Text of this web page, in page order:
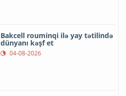
Bakcell rouminqi ilə yay tətilində
dünyanı kəşf et
04-08-2026